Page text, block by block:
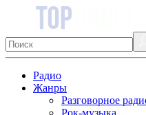
Радио
Жанры
Разговорное
Рок-музыка